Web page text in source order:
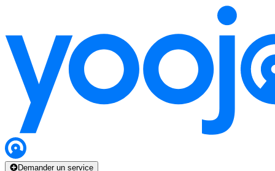
Demander un service